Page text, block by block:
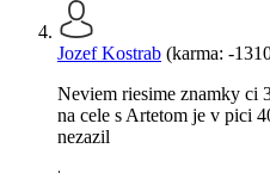
Jozef Kostrab (karma: -
Neviem riesime znamky ci
na cele s Artetom je v pici
nezazil